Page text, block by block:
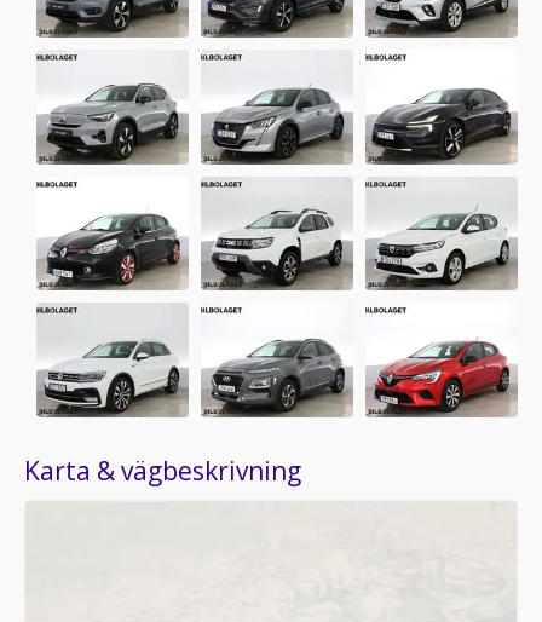
Karta & vägbeskrivning